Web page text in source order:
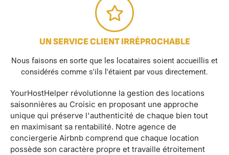
UN SERVICE CLIENT IRRÉPROCHABLE
Nous faisons en sorte que les locataires soient accueillis et
considérés comme s'ils l'étaient par vous directement.
YourHostHelper révolutionne la gestion des locations
saisonnières au Croisic en proposant une approche
unique qui préserve l'authenticité de chaque bien tout
en maximisant sa rentabilité. Notre agence de
conciergerie Airbnb comprend que chaque location
possède son caractère propre et travaille étroitement